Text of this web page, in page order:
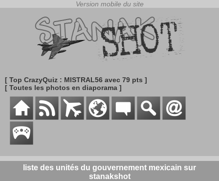
[ Top CrazyQuiz : MISTRAL56 avec 79 pts ]
[ Toutes les photos en diaporama ]
liste des unités du gouvernement mexicain sur
stanakshot